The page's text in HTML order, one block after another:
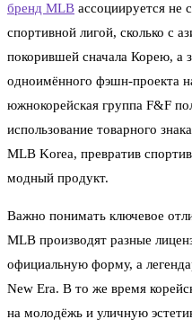
бренд MLB ассоциируется не
спортивной лигой, сколько с
покорившей сначала Корею, а
одноимённого фэшн-проекта
южнокорейская группа F&F
использование товарного
MLB Korea, превратив
модный продукт.
Важно понимать ключевое
MLB производят разные
официальную форму, а
New Era. В то же время
на молодёжь и уличную